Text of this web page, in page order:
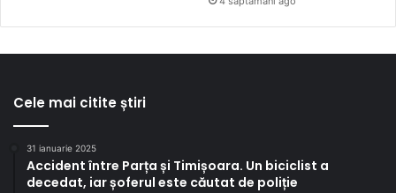
Cele mai citite știri
31 ianuarie 2025
Accident între Parța și Timișoara. Un biciclist a
decedat, iar șoferul este căutat de poliție